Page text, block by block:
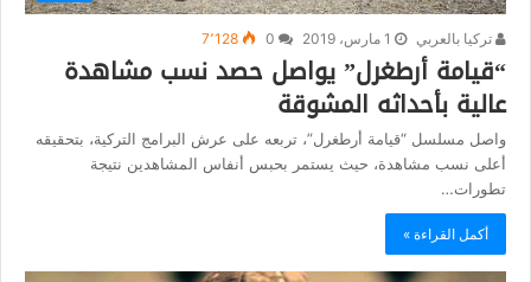
تركيا بالعربي 1 مارس، 2019 7٬128
“قيامة أرطغرل” يواصل حصد نسب مشاهدة
عالية بأحداثه المشوقة
واصل مسلسل “قيامة أرطغرل”، تربعه على عرش البرامج التركية، بتحقيقه
أعلى نسب مشاهدة، حيث يستمر بحبس أنفاس المشاهدين نتيجة
تطورات…
أكمل القراءة »